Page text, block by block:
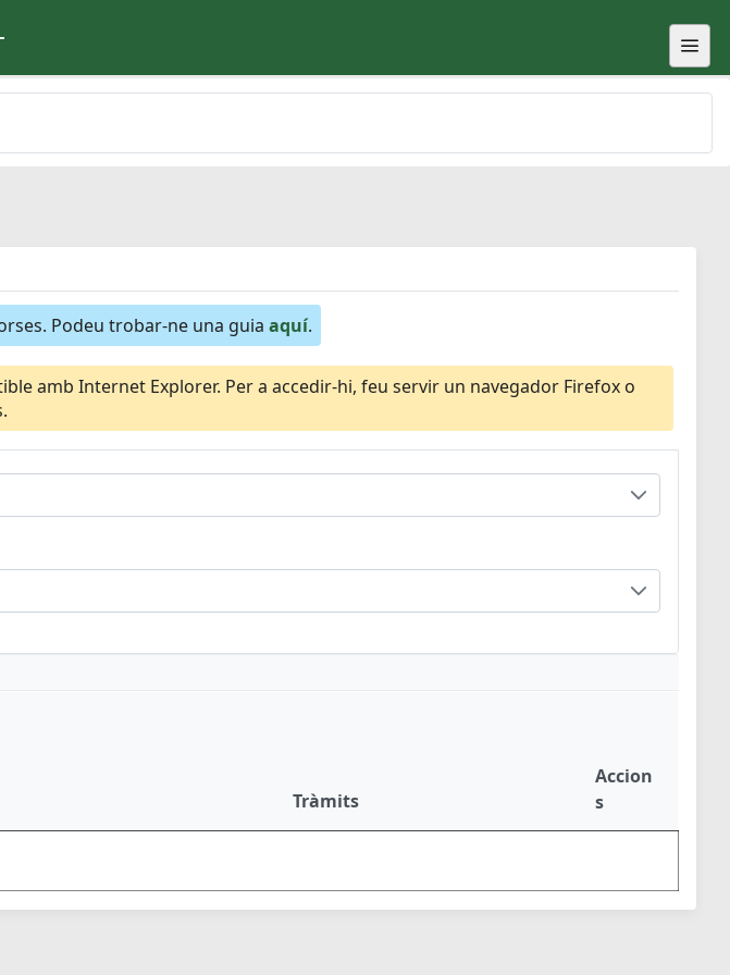
Podeu trobar-ne una guia aquí.
amb Internet Explorer. Per a accedir-hi, feu servir un navegador Firefox o
Tràmits
Accion
s